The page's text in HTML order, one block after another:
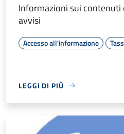
Informazioni sui
avvisi
Accesso all'informazione
LEGGI DI PIÙ